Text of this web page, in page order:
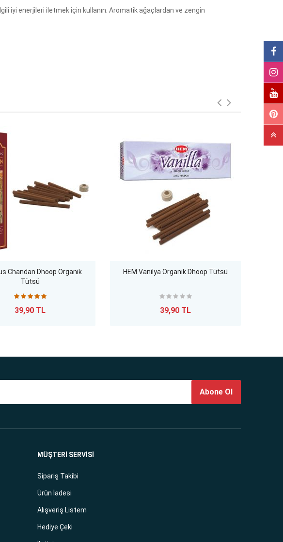
iyi enerjileri iletmek için kullanın. Aromatik ağaçlardan ve zengin
Chandan Dhoop Organik
Tütsü
39,90 TL
HEM Vanilya Organik Dhoop Tütsü
39,90 TL
Abone Ol
MÜŞTERİ SERVİSİ
Sipariş Takibi
Ürün İadesi
Alışveriş Listem
Hediye Çeki